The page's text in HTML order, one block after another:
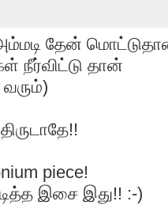
தேன்
நீர்விட்டு தான்
piece!
இசை இது!! :-)